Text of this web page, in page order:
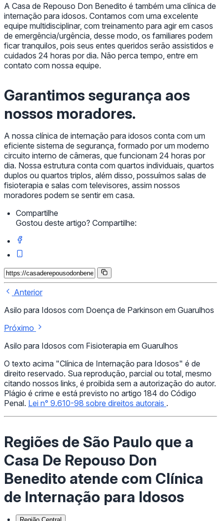
A Casa de Repouso Don Benedito é também uma clínica de
internação para idosos. Contamos com uma excelente
equipe multidisciplinar, com treinamento para agir em casos
de emergência/urgência, desse modo, os familiares podem
ficar tranquilos, pois seus entes queridos serão assistidos e
cuidados 24 horas por dia. Não perca tempo, entre em
contato com nossa equipe.
Garantimos segurança aos
nossos moradores.
A nossa clínica de internação para idosos conta com um
eficiente sistema de segurança, formado por um moderno
circuito interno de câmeras, que funcionam 24 horas por
dia. Nossa estrutura conta com quartos individuais, quartos
duplos ou quartos triplos, além disso, possuímos salas de
fisioterapia e salas com televisores, assim nossos
moradores podem se sentir em casa.
Compartilhe
Gostou deste artigo? Compartilhe:
Anterior
Asilo para Idosos com Doença de Parkinson em Guarulhos
Próximo
Asilo para Idosos com Fisioterapia em Guarulhos
O texto acima "Clínica de Internação para Idosos" é de
direito reservado. Sua reprodução, parcial ou total, mesmo
citando nossos links, é proibida sem a autorização do autor.
Plágio é crime e está previsto no artigo 184 do Código
Penal. Lei n° 9.610-98 sobre direitos autorais .
Regiões de São Paulo que a
Casa De Repouso Don
Benedito atende com Clínica
de Internação para Idosos